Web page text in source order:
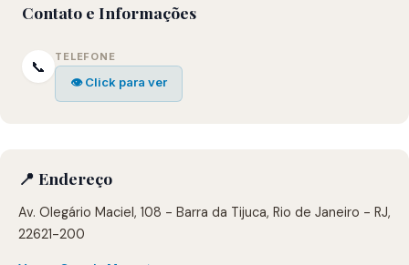
Contato e Informações
📞
TELEFONE
👁 Click para ver
📍 Endereço
Av. Olegário Maciel, 108 - Barra da Tijuca, Rio de Janeiro - RJ,
22621-200